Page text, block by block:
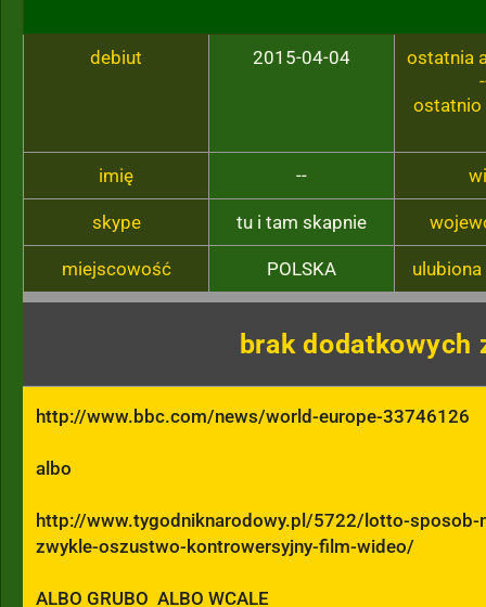
debiut 2015-04-04
ostatnia
ostatnio
imię --
skype tu i tam skapnie
miejscowość POLSKA
brak dodatkowych
http://www.bbc.com/news/world-europe-33746126
albo
http://www.tygodniknarodowy.pl/5722/lotto-sposob-
zwykle-oszustwo-kontrowersyjny-film-wideo/
ALBO GRUBO  ALBO WCALE